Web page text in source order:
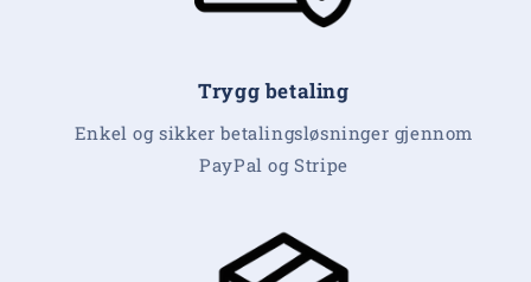
Trygg betaling
Enkel og sikker betalingsløsninger gjennom
PayPal og Stripe